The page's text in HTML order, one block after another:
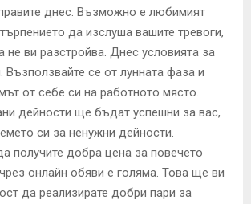
днес. Възможно е любимият
да изслуша вашите тревоги,
не ви разстройва. Днес условията за
Възползвайте се от лунната фаза и
от себе си на работното място.
дейности ще бъдат успешни за вас,
си за ненужни дейности.
получите добра цена за повечето
онлайн обяви е голяма. Това ще ви
да реализирате добри пари за